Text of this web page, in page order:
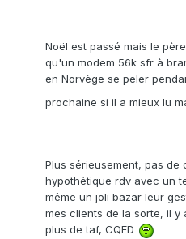
Noël est passé mais le
qu'un modem 56k sfr à
en Norvège se peler
prochaine si il a mieux lu
Plus sérieusement, pas
hypothétique rdv avec un
même un joli bazar leur
mes clients de la sorte, il y
plus de taf, CQFD